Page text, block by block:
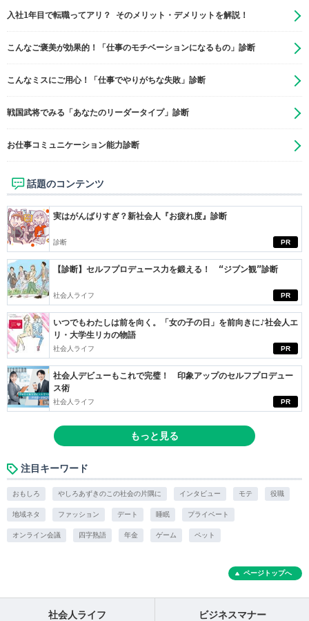
入社1年目で転職ってアリ？ そのメリット・デメリットを解説！
こんなご褒美が効果的！「仕事のモチベーションになるもの」診断
こんなミスにご用心！「仕事でやりがちな失敗」診断
戦国武将でみる「あなたのリーダータイプ」診断
お仕事コミュニケーション能力診断
話題のコンテンツ
PR
実はがんばりすぎ？新社会人『お疲れ度』診断
診断
PR
【診断】セルフプロデュース力を鍛える！ “ジブン観”診断
社会人ライフ
PR
いつでもわたしは前を向く。「女の子の日」を前向きに♪社会人エ
リ・大学生リカの物語
社会人ライフ
PR
社会人デビューもこれで完璧！ 印象アップのセルフプロデュー
ス術
社会人ライフ
もっと見る
注目キーワード
おもしろ やしろあずきのこの社会の片隅に インタビュー モテ 役職
地域ネタ ファッション デート 睡眠 プライベート
オンライン会議 四字熟語 年金 ゲーム ペット
ページトップへ
社会人ライフ ビジネスマナー